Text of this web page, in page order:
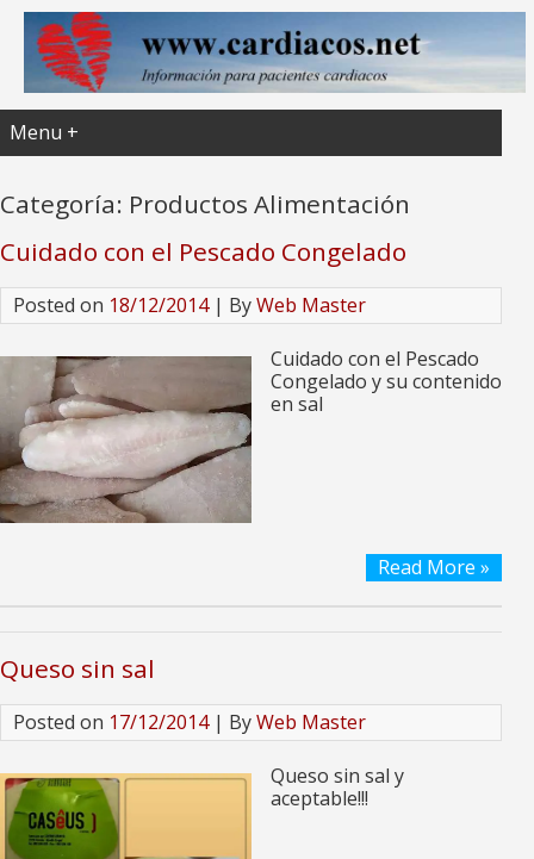
Menu +
Categoría: Productos Alimentación
Cuidado con el Pescado Congelado
Posted on 18/12/2014| ByWeb Master
Cuidado con el Pescado
Congelado y su contenido
en sal
Read More »
Queso sin sal
Posted on 17/12/2014| ByWeb Master
Queso sin sal y
aceptable!!!